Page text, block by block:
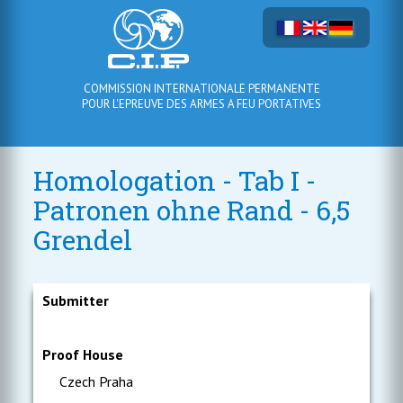
COMMISSION INTERNATIONALE PERMANENTE
POUR L'EPREUVE DES ARMES A FEU PORTATIVES
Homologation - Tab I -
Patronen ohne Rand - 6,5
Grendel
Submitter
Proof House
Czech Praha